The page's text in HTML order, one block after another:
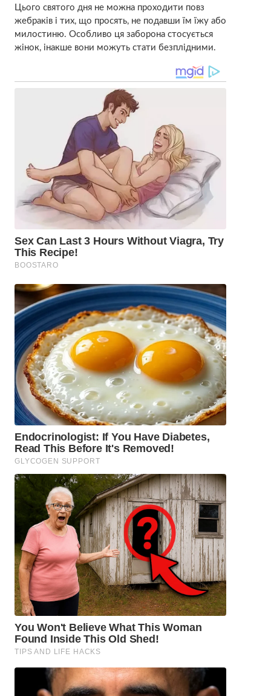
Цього святого дня не можна проходити повз
жебраків і тих, що просять, не подавши їм їжу або
милостиню. Особливо ця заборона стосується
жінок, інакше вони можуть стати безплідними.